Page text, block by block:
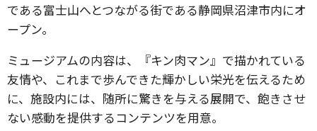
である富士山へとつながる街である静岡県沼津市内にオ
ープン。
ミュージアムの内容は、『キン肉マン』で描かれている
友情や、これまで歩んできた輝かしい栄光を伝えるため
に、施設内には、随所に驚きを与える展開で、飽きさせ
ない感動を提供するコンテンツを用意。